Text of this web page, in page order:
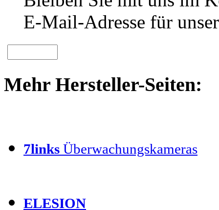
E-Mail-Adresse für
Mehr Hersteller-Seiten:
7links Überwachungskameras
ELESION